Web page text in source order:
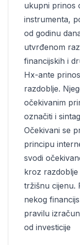
ukupni prinos
instrumenta,
od godinu
utvrđenom
financijskih i
Hx-ante
razdoblje.
očekivanim
označiti i
Očekivani se
principu
svodi
kroz
tržišnu cijenu.
nekog
pravilu
od investicije